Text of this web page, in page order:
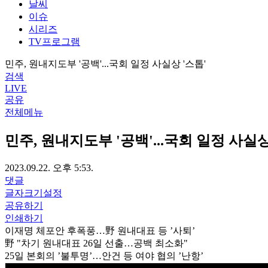
날씨
이슈
시리즈
TV프로그램
민주, 원내지도부 '공백'...국회 일정 사실상 '스톱'
검색
LIVE
공유
전체메뉴
민주, 원내지도부 '공백'...국회 일정 사실
2023.09.22. 오후 5:53.
댓글
글자크기설정
공유하기
인쇄하기
이재명 체포안 후폭풍…野 원내대표 등 ’사퇴’
野 "차기 원내대표 26일 선출…공백 최소화"
25일 본회의 ’불투명’…안건 등 여야 협의 ’난항’